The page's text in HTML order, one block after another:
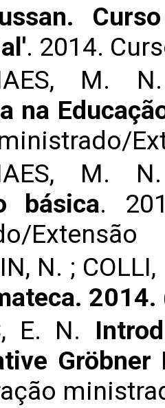
. 2014.
M.
na
M.
básica.
Extensão
N. ;
E. N.
Gröbner